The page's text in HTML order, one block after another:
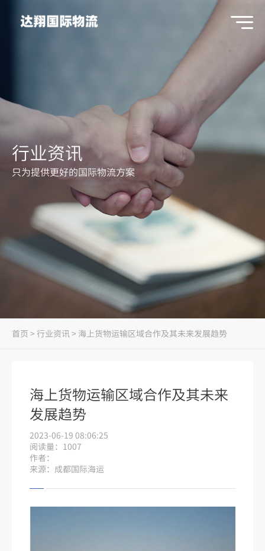
行业资讯
只为提供更好的国际物流方案
首页 > 行业资讯> 海上货物运输区域合作及其未来发展趋势
海上货物运输区域合作及其未来
发展趋势
2023-06-19 08:06:25
阅读量：1007
作者：
来源：成都国际海运